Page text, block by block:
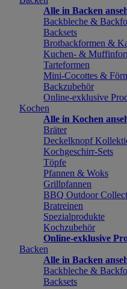
Alle in Backen
Backbleche &
Backsets
Brotbackformen &
Kuchen- &
Tarteformen
Mini-Cocottes &
Backzubehör
Online-exklusive
Kochen
Alle in Kochen
Bräter
Deckelknopf
Kochgeschirr-Sets
Töpfe
Pfannen & Woks
Grillpfannen
BBQ Outdoor
Bratreinen
Spezialprodukte
Kochzubehör
Online-exklusive
Backen
Alle in Backen
Backbleche &
Backsets